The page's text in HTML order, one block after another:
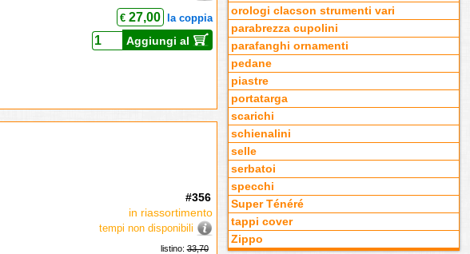
€27,00 la coppia
Aggiungi al
#356
in riassortimento
tempi non disponibili
listino:33,70
orologi clacson strumenti vari
parabrezza cupolini
parafanghi ornamenti
pedane
piastre
portatarga
scarichi
schienalini
selle
serbatoi
specchi
Super Ténéré
tappi cover
Zippo